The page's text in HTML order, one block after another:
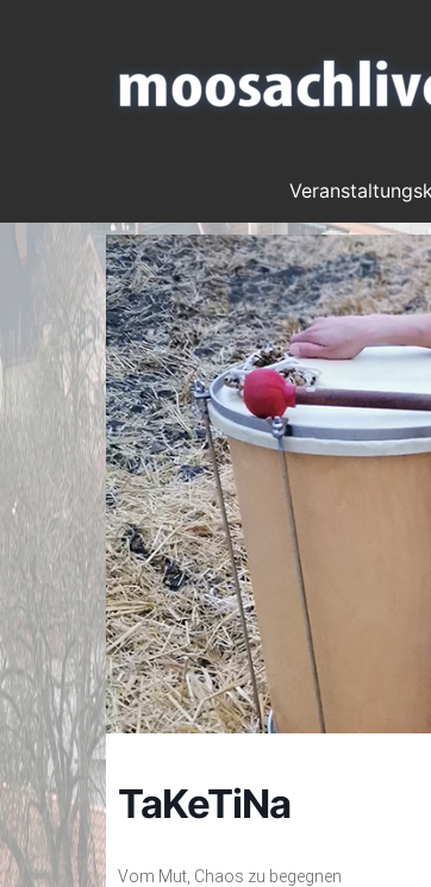
TaKeTiNa
Vom Mut, Chaos zu begegnen